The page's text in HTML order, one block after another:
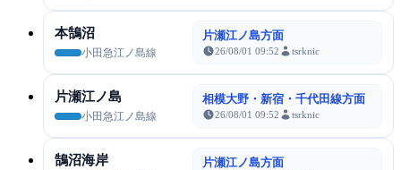
本鵠沼
小田急江ノ島線
片瀬江ノ島方面
26/08/01 09:52 tsrknic
片瀬江ノ島
小田急江ノ島線
相模大野・新宿・千代田線方面
26/08/01 09:52 tsrknic
鵠沼海岸 片瀬江ノ島方面